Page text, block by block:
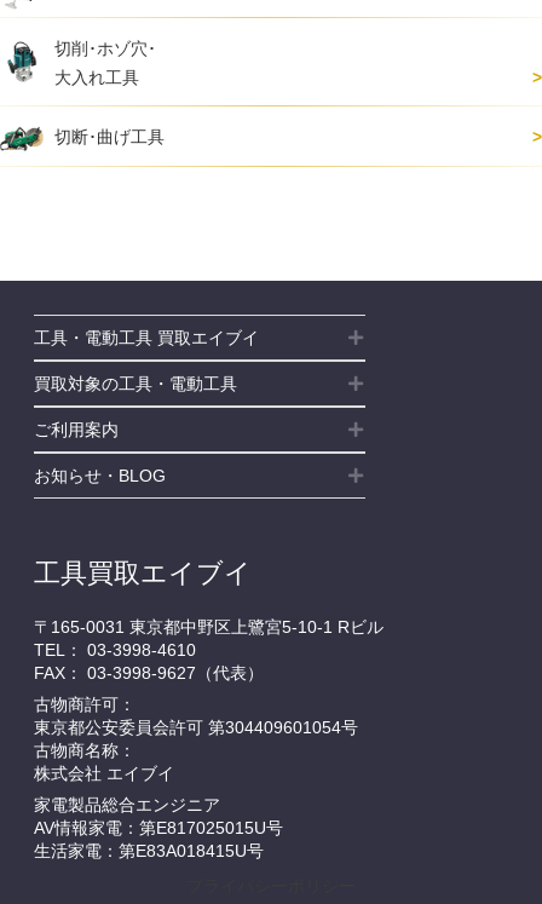
切削･ホゾ穴･
大入れ工具
切断･曲げ工具
工具・電動工具 買取エイブイ
買取対象の工具・電動工具
ご利用案内
お知らせ・BLOG
工具買取エイブイ
〒165-0031 東京都中野区上鷺宮5-10-1 Rビル
TEL： 03-3998-4610
FAX： 03-3998-9627（代表）
古物商許可：
東京都公安委員会許可 第304409601054号
古物商名称：
株式会社 エイブイ
家電製品総合エンジニア
AV情報家電：第E817025015U号
生活家電：第E83A018415U号